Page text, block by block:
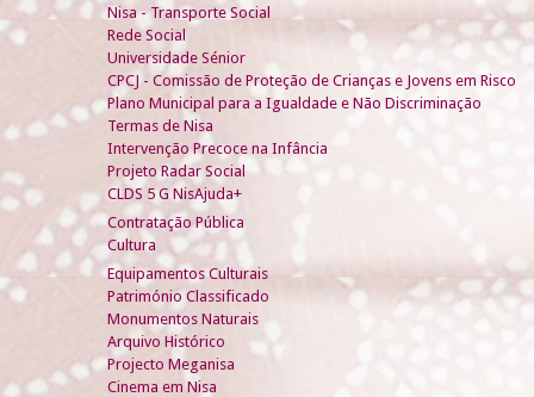
Nisa - Transporte Social
Rede Social
Universidade Sénior
CPCJ - Comissão de Proteção de Crianças e Jovens em Risco
Plano Municipal para a Igualdade e Não Discriminação
Termas de Nisa
Intervenção Precoce na Infância
Projeto Radar Social
CLDS 5 G NisAjuda+
Contratação Pública
Cultura
Equipamentos Culturais
Património Classificado
Monumentos Naturais
Arquivo Histórico
Projecto Meganisa
Cinema em Nisa